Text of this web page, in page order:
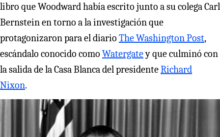
libro que Woodward había escrito junto a su colega Carl
Bernstein en torno a la investigación que
protagonizaron para el diario The Washington Post,
escándalo conocido como Watergatey que culminó con
la salida de la Casa Blanca del presidenteRichard
Nixon.